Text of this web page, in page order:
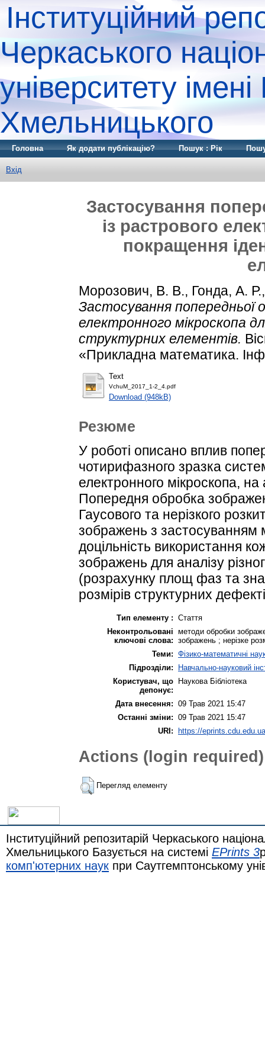
Інституційний
Черкаського
університету
Хмельницького
Головна Як додати публікацію? Пошук : Рік
Вхід
Застосування
із растрового
покращення
Морозович, В. В., Гонда, А. Р.
Застосування попередньої
електронного мікроскопа
структурних елементів.
«Прикладна математика.
Text
VchuM_2017_1-2_4.pdf
Download (948kB)
Резюме
У роботі описано вплив
чотирифазного зразка
електронного мікроскопа,
Попередня обробка
Гаусового та нерізкого
зображень з застосуванням
доцільність використання
зображень для аналізу
(розрахунку площ фаз та
розмірів структурних
Тип елементу : Стаття
Неконтрольовані
ключові слова:
методи обробки
зображень ; нерізке
Теми: Фізико-математичні
Підрозділи:
Навчально-науковий
Користувач, що
депонує:
Наукова Бібліотека
Дата внесення: 09 Трав 2021 15:47
Останні зміни: 09 Трав 2021 15:47
URI: https://
Actions (login required)
Перегляд елементу
Інституційний репозитарій Черкаського
Хмельницького Базується на системі EPrints 3
комп'ютерних наук при Саутгемптонському